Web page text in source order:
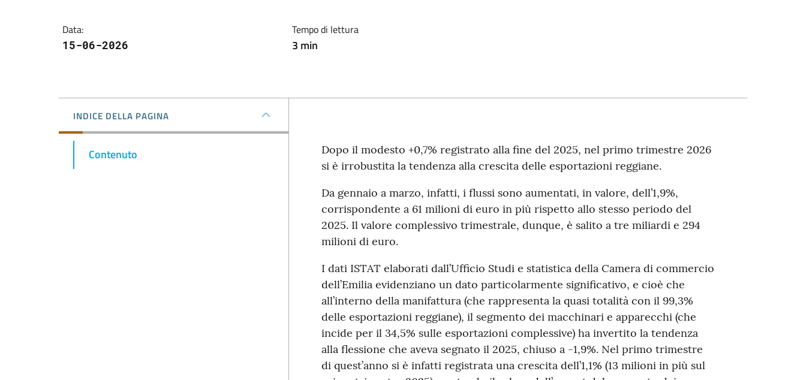
Data:
15-06-2026
Tempo di lettura
3 min
INDICE DELLA PAGINA
Contenuto
Dopo il modesto +0,7% registrato alla fine del 2025, nel primo trimestre 2026
si è irrobustita la tendenza alla crescita delle esportazioni reggiane.
Da gennaio a marzo, infatti, i flussi sono aumentati, in valore, dell’1,9%,
corrispondente a 61 milioni di euro in più rispetto allo stesso periodo del
2025. Il valore complessivo trimestrale, dunque, è salito a tre miliardi e 294
milioni di euro.
I dati ISTAT elaborati dall’Ufficio Studi e statistica della Camera di commercio
dell’Emilia evidenziano un dato particolarmente significativo, e cioè che
all’interno della manifattura (che rappresenta la quasi totalità con il 99,3%
delle esportazioni reggiane), il segmento dei macchinari e apparecchi (che
incide per il 34,5% sulle esportazioni complessive) ha invertito la tendenza
alla flessione che aveva segnato il 2025, chiuso a -1,9%. Nel primo trimestre
di quest’anno si è infatti registrata una crescita dell’1,1% (13 milioni in più sul